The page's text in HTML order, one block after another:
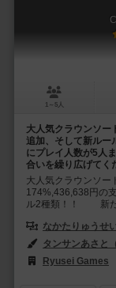
1～5人
大人気クラウンソー
追加、そして新ルー
にプレイ人数が5人
合いを繰り広げてく
大人気クラウンソー
174%,436,638円の
ル2種類！！ 新た
なかたりゅうせ
タンサンあさと
Ryusei Games